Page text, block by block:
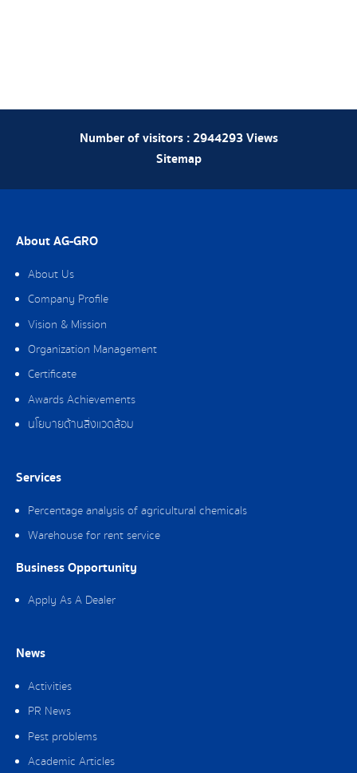
Number of visitors :2944293Views
Sitemap
About AG-GRO
About Us
Company Profile
Vision & Mission
Organization Management
Certificate
Awards Achievements
นโยบายด้านสิ่งแวดล้อม
Services
Percentage analysis of agricultural chemicals
Warehouse for rent service
Business Opportunity
Apply As A Dealer
News
Activities
PR News
Pest problems
Academic Articles